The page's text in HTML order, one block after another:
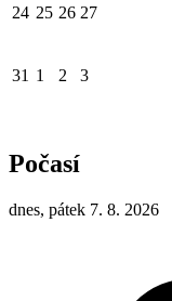
24 25 26 27
31 1 2 3
Počasí
dnes, pátek 7. 8. 2026